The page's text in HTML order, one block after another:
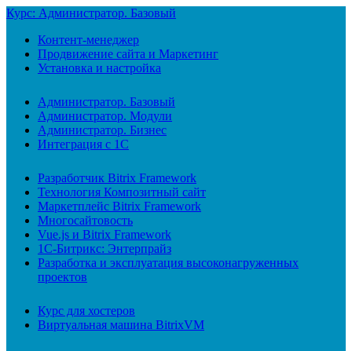
Курс: Администратор. Базовый
Контент-менеджер
Продвижение сайта и Маркетинг
Установка и настройка
Администратор. Базовый
Администратор. Модули
Администратор. Бизнес
Интеграция с 1С
Разработчик Bitrix Framework
Технология Композитный сайт
Маркетплейс Bitrix Framework
Многосайтовость
Vue.js и Bitrix Framework
1С-Битрикс: Энтерпрайз
Разработка и эксплуатация высоконагруженных
проектов
Курс для хостеров
Виртуальная машина BitrixVM